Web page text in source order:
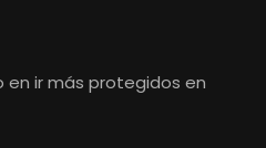
en ir más protegidos en